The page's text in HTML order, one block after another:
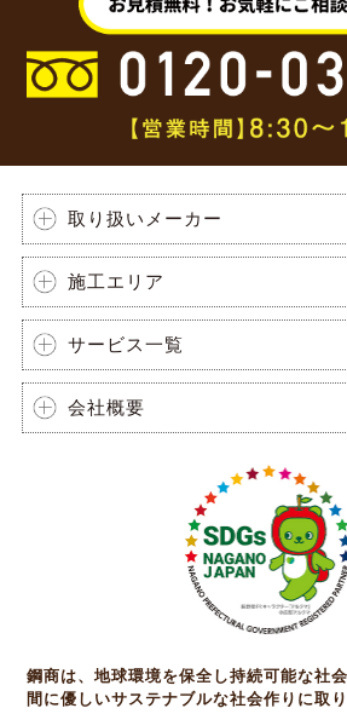
取り扱いメーカー
施工エリア
サービス一覧
会社概要
鋼商は、地球環境を保全し持続可能な社
間に優しいサステナブルな社会作りに取